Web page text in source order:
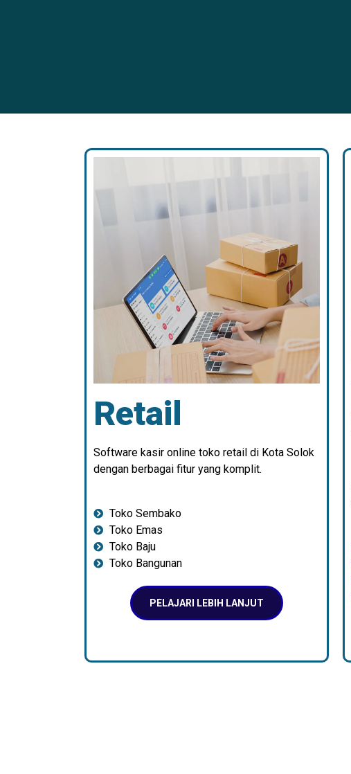
Retail
Software kasir online toko retail di Kota Solok
dengan berbagai fitur yang komplit.
Toko Sembako
Toko Emas
Toko Baju
Toko Bangunan
PELAJARI LEBIH LANJUT